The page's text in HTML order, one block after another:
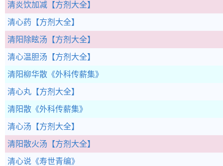
清炎饮加减 【方剂大全】
清心药 【方剂大全】
清阳除眩汤 【方剂大全】
清心温胆汤 【方剂大全】
清阳柳华散 《外科传薪集》
清心丸 【方剂大全】
清阳散 《外科传薪集》
清心汤 【方剂大全】
清阳散火汤 【方剂大全】
清心说 《寿世青编》